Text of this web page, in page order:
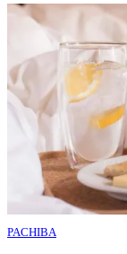
PACHIBA